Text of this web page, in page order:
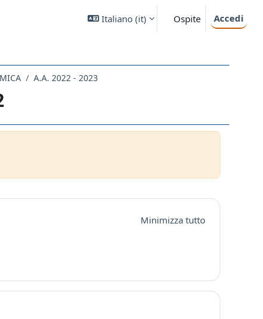
Italiano ‎(it)‎ Ospite Accedi
A.A. 2022 - 2023
Minimizza tutto